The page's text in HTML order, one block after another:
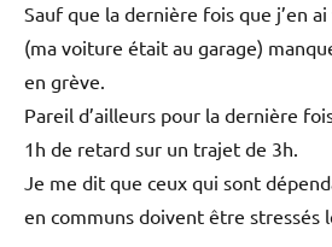
Sauf que la dernière fois que j’en
(ma voiture était au garage)
en grève.
Pareil d’ailleurs pour la dernière
1h de retard sur un trajet de 3h.
Je me dit que ceux qui sont
en communs doivent être